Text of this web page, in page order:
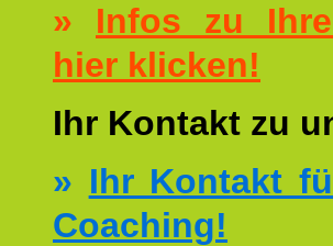
» Infos zu
hier klicken!
Ihr Kontakt zu
» Ihr Kontakt
Coaching!